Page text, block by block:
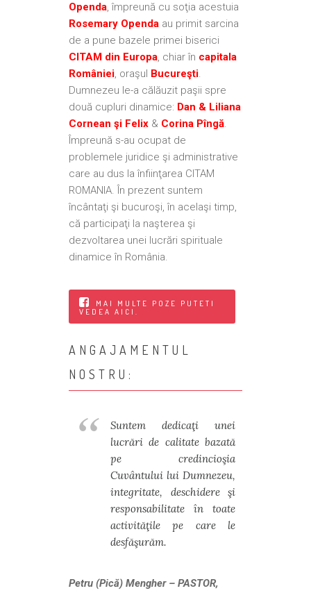
Openda, împreună cu soţia acestuia
Rosemary Openda au primit sarcina
de a pune bazele primei biserici
CITAM din Europa, chiar în capitala
României, oraşul Bucureşti.
Dumnezeu le-a călăuzit paşii spre
două cupluri dinamice: Dan & Liliana
Cornean şi Felix & Corina Pîngă.
Împreună s-au ocupat de
problemele juridice şi administrative
care au dus la înfiinţarea CITAM
ROMANIA. În prezent suntem
încântaţi şi bucuroşi, în acelaşi timp,
că participaţi la naşterea şi
dezvoltarea unei lucrări spirituale
dinamice în România.
MAI MULTE POZE PUTETI
VEDEA AICI.
ANGAJAMENTUL
NOSTRU:
Suntem dedicaţi unei
lucrări de calitate bazată
pe credincioşia
Cuvântului lui Dumnezeu,
integritate, deschidere şi
responsabilitate în toate
activităţile pe care le
desfăşurăm.
Petru (Pică) Mengher – PASTOR,